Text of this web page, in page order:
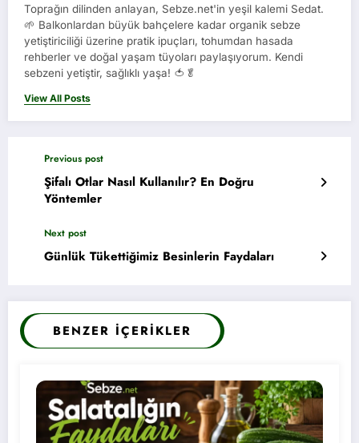
Toprağın dilinden anlayan, Sebze.net'in yeşil kalemi Sedat.
🌱 Balkonlardan büyük bahçelere kadar organik sebze
yetiştiriciliği üzerine pratik ipuçları, tohumdan hasada
rehberler ve doğal yaşam tüyoları paylaşıyorum. Kendi
sebzeni yetiştir, sağlıklı yaşa! 🍅🥬
View All Posts
Previous post
Şifalı Otlar Nasıl Kullanılır? En Doğru
Yöntemler
Next post
Günlük Tükettiğimiz Besinlerin Faydaları
BENZER İÇERIKLER